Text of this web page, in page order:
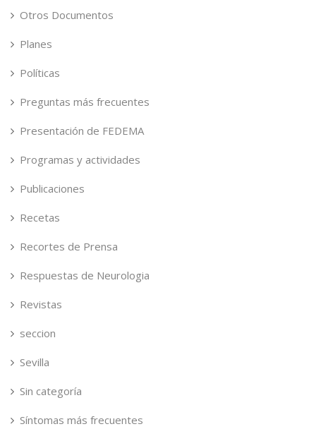
Otros Documentos
Planes
Políticas
Preguntas más frecuentes
Presentación de FEDEMA
Programas y actividades
Publicaciones
Recetas
Recortes de Prensa
Respuestas de Neurologia
Revistas
seccion
Sevilla
Sin categoría
Síntomas más frecuentes